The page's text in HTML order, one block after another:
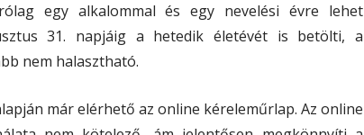
egy alkalommal és egy nevelési évre lehet
31. napjáig a hetedik életévét is betölti, a
nem halasztható.
már elérhető az online kéreleműrlap. Az online